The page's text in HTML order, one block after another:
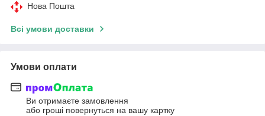
Нова Пошта
Всі умови доставки
Умови оплати
Ви отримаєте замовлення
або гроші повернуться на вашу картку